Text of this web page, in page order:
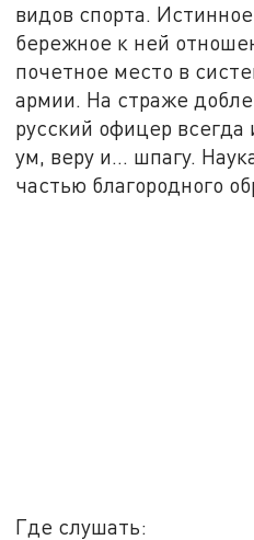
видов спорта.
бережное к ней
почетное место в
армии. На страже
русский офицер
ум, веру и… шпагу.
частью благородного
Где слушать: